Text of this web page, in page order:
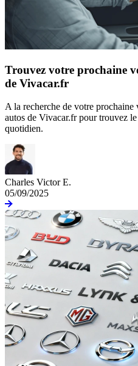
Trouvez votre prochaine
de Vivacar.fr
A la recherche de votre
autos de Vivacar.fr pour trouvez
quotidien.
Charles Victor E.
05/09/2025